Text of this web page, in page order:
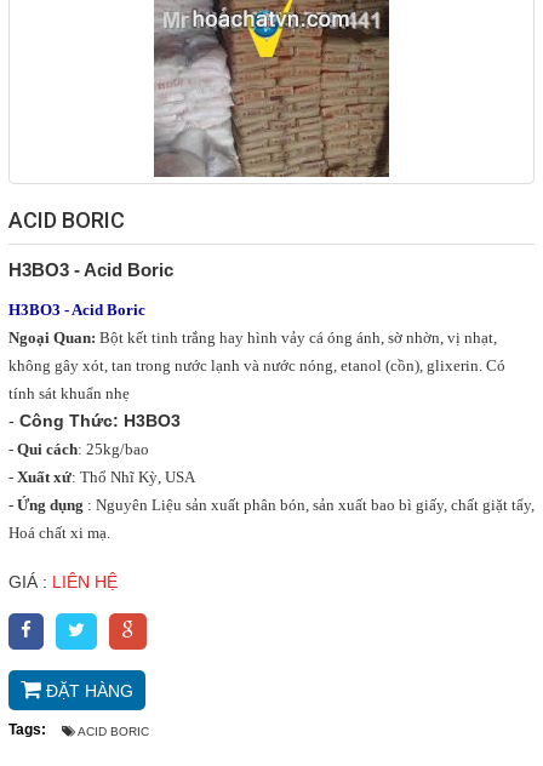
ACID BORIC
H3BO3 - Acid Boric
H3BO3 - Acid Boric
Ngoại Quan: Bột kết tinh trắng hay hình vảy cá óng ánh, sờ nhờn, vị nhạt,
không gây xót, tan trong nước lạnh và nước nóng, etanol (cồn), glixerin. Có
tính sát khuẩn nhẹ
- Công Thức: H3BO3
- Qui cách: 25kg/bao
- Xuất xứ: Thổ Nhĩ Kỳ, USA
- Ứng dụng : Nguyên Liệu sản xuất phân bón, sản xuất bao bì giấy, chất giặt tẩy,
Hoá chất xi mạ.
GIÁ : LIÊN HỆ
ĐẶT HÀNG
Tags: ACID BORIC
HOÁ CHẤT NGHÀNH GIẤY
HOÁ CHẤT NGHÀNH GỖ
HOÁ CHẤT NGHÀNH CAO SU
HOÁ CHẤT TẨY RỬA
HOÁ CHẤT THÍ NGHIỆM
SÚC
TƯ VẤN MÔI TRƯỜNG
HÓA CHẤT NÔNG NGHIỆP
Giới thiệu
Liên hệ
Đóng
TRÊN MẠNG XÃ HỘI
Facebook
COPYRIGHT 2017. ALL RIGHTS RESERVED